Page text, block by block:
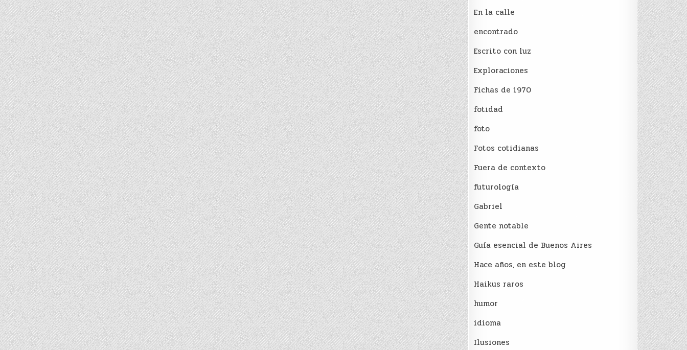
En la calle
encontrado
Escrito con luz
Exploraciones
Fichas de 1970
fotidad
foto
Fotos cotidianas
Fuera de contexto
futurología
Gabriel
Gente notable
Guía esencial de Buenos Aires
Hace años, en este blog
Haikus raros
humor
idioma
Ilusiones